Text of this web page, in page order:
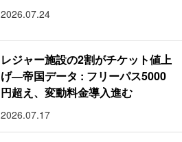
2026.07.24
レジャー施設の2割がチケット値上
げ―帝国データ : フリーパス5000
円超え、変動料金導入進む
2026.07.17